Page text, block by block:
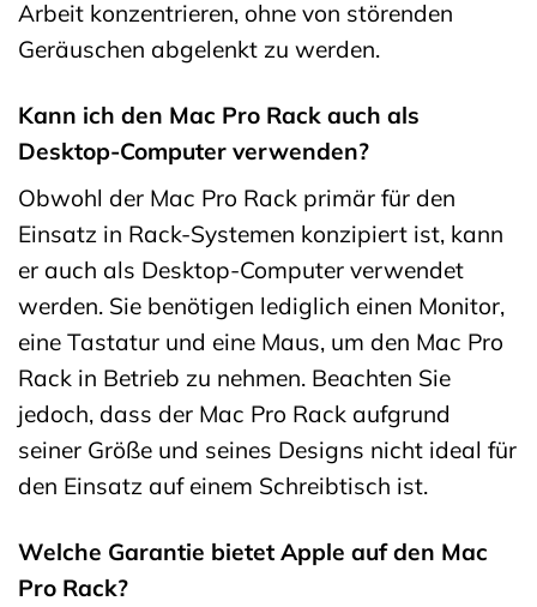
Arbeit konzentrieren, ohne von störenden
Geräuschen abgelenkt zu werden.
Kann ich den Mac Pro Rack auch als
Desktop-Computer verwenden?
Obwohl der Mac Pro Rack primär für den
Einsatz in Rack-Systemen konzipiert ist, kann
er auch als Desktop-Computer verwendet
werden. Sie benötigen lediglich einen Monitor,
eine Tastatur und eine Maus, um den Mac Pro
Rack in Betrieb zu nehmen. Beachten Sie
jedoch, dass der Mac Pro Rack aufgrund
seiner Größe und seines Designs nicht ideal für
den Einsatz auf einem Schreibtisch ist.
Welche Garantie bietet Apple auf den Mac
Pro Rack?